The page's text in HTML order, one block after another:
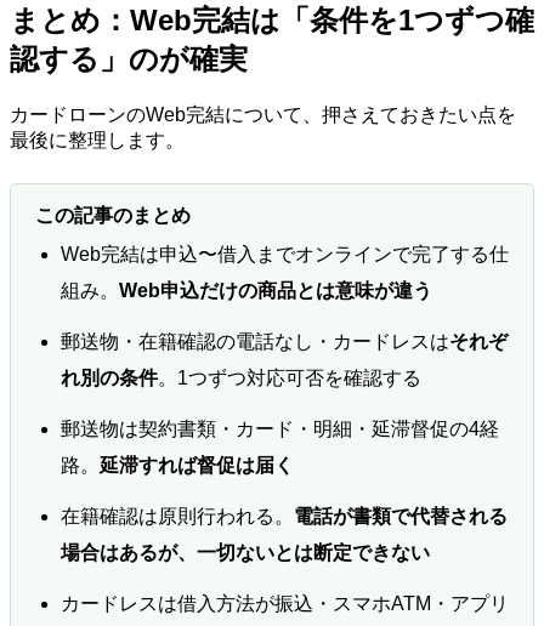
まとめ：Web完結は「条件を1つずつ確
認する」のが確実
カードローンのWeb完結について、押さえておきたい点を
最後に整理します。
この記事のまとめ
Web完結は申込〜借入までオンラインで完了する仕
組み。 Web申込だけの商品とは意味が違う
郵送物・在籍確認の電話なし・カードレスはそれぞ
れ別の条件。1つずつ対応可否を確認する
郵送物は契約書類・カード・明細・延滞督促の4経
路。 延滞すれば督促は届く
在籍確認は原則行われる。 電話が書類で代替される
場合はあるが、一切ないとは断定できない
カードレスは借入方法が振込・スマホATM・アプリ